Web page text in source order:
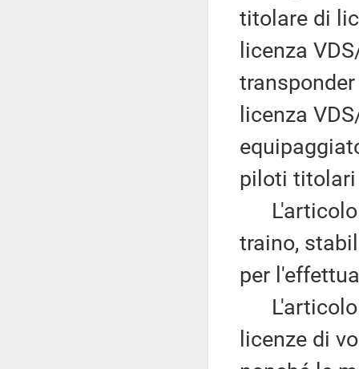
titolare di
licenza
licenza
piloti titolari
L'articolo
traino,
per
L'articolo
licenze di